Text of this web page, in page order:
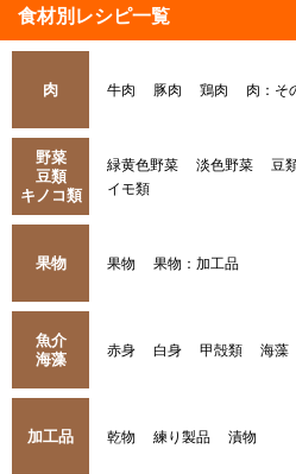
食材別レシピ一覧
肉 牛肉 豚肉 鶏肉 肉：そ
野菜
豆類
キノコ類
緑黄色野菜 淡色野菜 豆
イモ類
果物 果物 果物：加工品
魚介
海藻
赤身 白身 甲殻類 海藻
加工品 乾物 練り製品 漬物